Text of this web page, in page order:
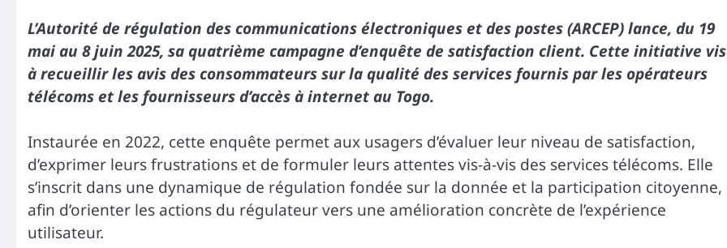
L’Autorité de régulation des communications électroniques et des postes (ARCEP) lance, du 19
mai au 8 juin 2025, sa quatrième campagne d’enquête de satisfaction client. Cette initiative
à recueillir les avis des consommateurs sur la qualité des services fournis par les opérateurs
télécoms et les fournisseurs d’accès à internet au Togo.
Instaurée en 2022, cette enquête permet aux usagers d’évaluer leur niveau de satisfaction,
d’exprimer leurs frustrations et de formuler leurs attentes vis-à-vis des services télécoms. Elle
s’inscrit dans une dynamique de régulation fondée sur la donnée et la participation citoyenne,
afin d’orienter les actions du régulateur vers une amélioration concrète de l’expérience
utilisateur.